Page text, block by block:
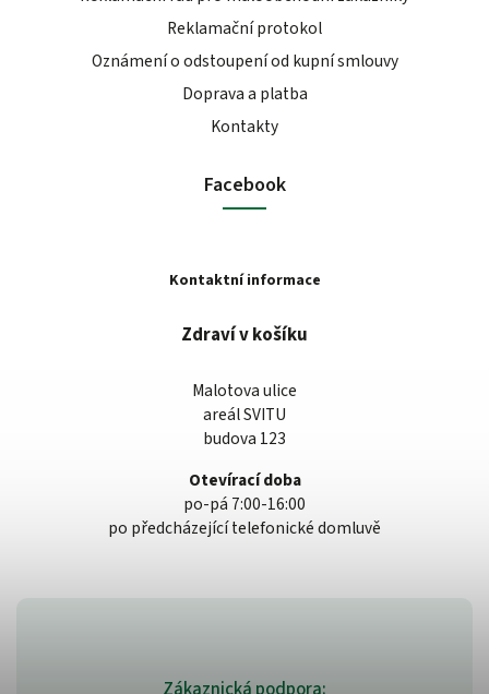
Reklamační protokol
Oznámení o odstoupení od kupní smlouvy
Doprava a platba
Kontakty
Facebook
Kontaktní informace
Zdraví v košíku
Malotova ulice
areál SVITU
budova 123
Otevírací doba
po-pá 7:00-16:00
po předcházející telefonické domluvě